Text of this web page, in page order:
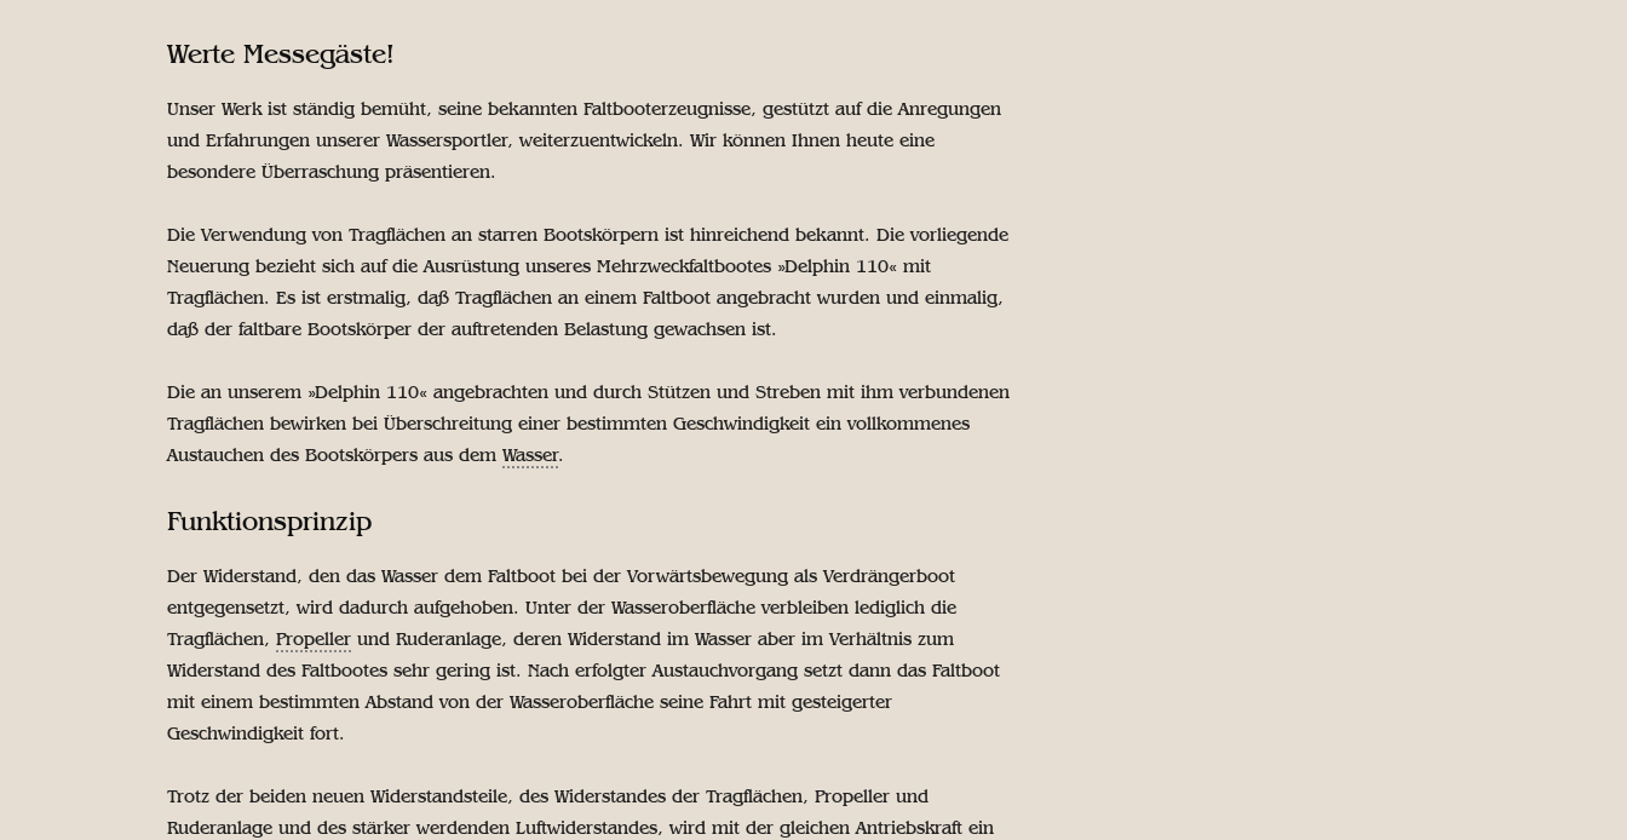
Werte Messegäste!
Unser Werk ist ständig bemüht, seine bekannten Faltbooterzeugnisse, gestützt auf die Anregungen
und Erfahrungen unserer Wassersportler, weiterzuentwickeln. Wir können Ihnen heute eine
besondere Überraschung präsentieren.
Die Verwendung von Tragflächen an starren Bootskörpern ist hinreichend bekannt. Die vorliegende
Neuerung bezieht sich auf die Ausrüstung unseres Mehrzweckfaltbootes »Delphin 110« mit
Tragflächen. Es ist erstmalig, daß Tragflächen an einem Faltboot angebracht wurden und einmalig,
daß der faltbare Bootskörper der auftretenden Belastung gewachsen ist.
Die an unserem »Delphin 110« angebrachten und durch Stützen und Streben mit ihm verbundenen
Tragflächen bewirken bei Überschreitung einer bestimmten Geschwindigkeit ein vollkommenes
Austauchen des Bootskörpers aus dem Wasser.
Funktionsprinzip
Der Widerstand, den das Wasser dem Faltboot bei der Vorwärtsbewegung als Verdrängerboot
entgegensetzt, wird dadurch aufgehoben. Unter der Wasseroberfläche verbleiben lediglich die
Tragflächen, Propeller und Ruderanlage, deren Widerstand im Wasser aber im Verhältnis zum
Widerstand des Faltbootes sehr gering ist. Nach erfolgter Austauchvorgang setzt dann das Faltboot
mit einem bestimmten Abstand von der Wasseroberfläche seine Fahrt mit gesteigerter
Geschwindigkeit fort.
Trotz der beiden neuen Widerstandsteile, des Widerstandes der Tragflächen, Propeller und
Ruderanlage und des stärker werdenden Luftwiderstandes, wird mit der gleichen Antriebskraft ein